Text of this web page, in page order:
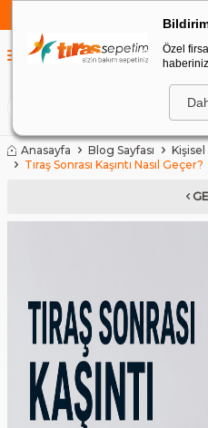
Anasayfa Blog Sayfası
Kişisel
Tıraş Sonrası Kaşıntı Nasıl Geçer?
Özel